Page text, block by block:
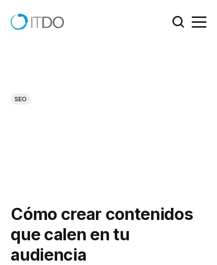
SEO
Cómo crear contenidos
que calen en tu
audiencia